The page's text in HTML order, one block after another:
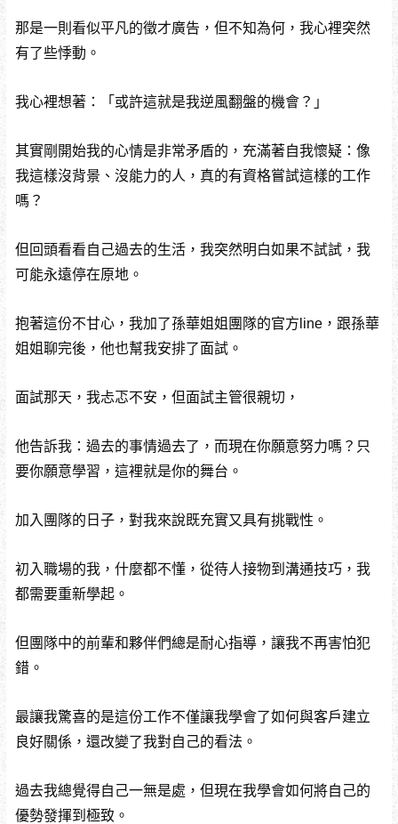
那是一則看似平凡的徵才廣告，但不知為何，我心裡突然
有了些悸動。
我心裡想著：「或許這就是我逆風翻盤的機會？」
其實剛開始我的心情是非常矛盾的，充滿著自我懷疑：像
我這樣沒背景、沒能力的人，真的有資格嘗試這樣的工作
嗎？
但回頭看看自己過去的生活，我突然明白如果不試試，我
可能永遠停在原地。
抱著這份不甘心，我加了孫華姐姐團隊的官方line，跟孫華
姐姐聊完後，他也幫我安排了面試。
面試那天，我忐忑不安，但面試主管很親切，
他告訴我：過去的事情過去了，而現在你願意努力嗎？只
要你願意學習，這裡就是你的舞台。
加入團隊的日子，對我來說既充實又具有挑戰性。
初入職場的我，什麼都不懂，從待人接物到溝通技巧，我
都需要重新學起。
但團隊中的前輩和夥伴們總是耐心指導，讓我不再害怕犯
錯。
最讓我驚喜的是這份工作不僅讓我學會了如何與客戶建立
良好關係，還改變了我對自己的看法。
過去我總覺得自己一無是處，但現在我學會如何將自己的
優勢發揮到極致。